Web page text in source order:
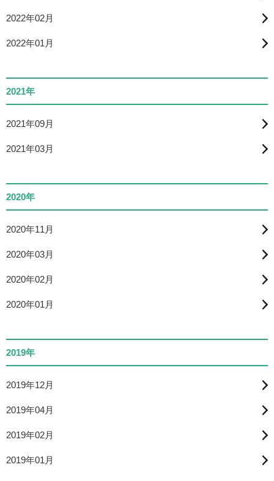
2022年02月
2022年01月
2021年
2021年09月
2021年03月
2020年
2020年11月
2020年03月
2020年02月
2020年01月
2019年
2019年12月
2019年04月
2019年02月
2019年01月